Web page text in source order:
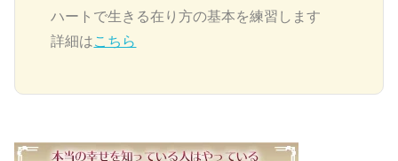
ハートで生きる在り方の基本を練習します
詳細はこちら